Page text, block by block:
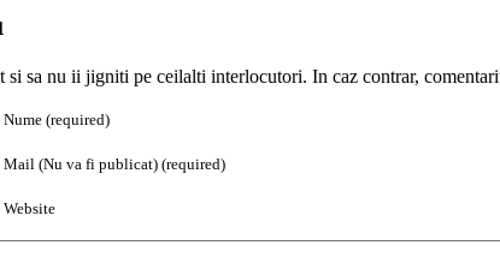
si sa nu ii jigniti pe ceilalti interlocutori. In caz contrar,
Nume (required)
Mail (Nu va fi publicat) (required)
Website